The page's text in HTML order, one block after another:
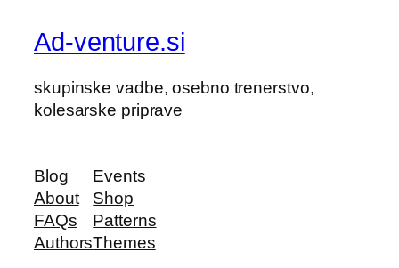
Ad-venture.si
skupinske vadbe, osebno trenerstvo,
kolesarske priprave
Blog
About
FAQs
Authors
Events
Shop
Patterns
Themes